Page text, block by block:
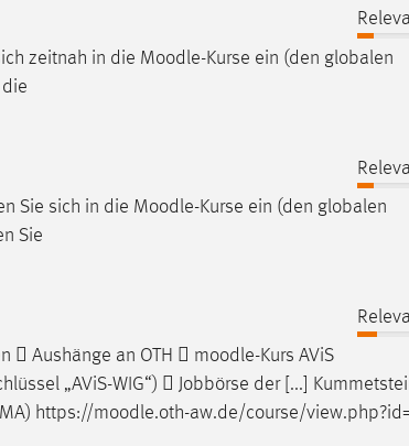
zeitnah in die Moodle-Kurse ein (den globalen
Sie sich in die Moodle-Kurse ein (den globalen
Sie
 Aushänge an OTH  moodle-Kurs AViS
„AViS-WIG“)  Jobbörse der [...]
https://moodle.oth-aw.de/course/